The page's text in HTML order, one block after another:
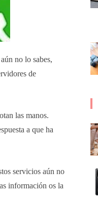
no lo sabes,
de
las manos.
a que ha
servicios aún no
información os la